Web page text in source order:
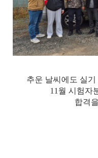
추운 날씨에도 실
11월 시험자
합격